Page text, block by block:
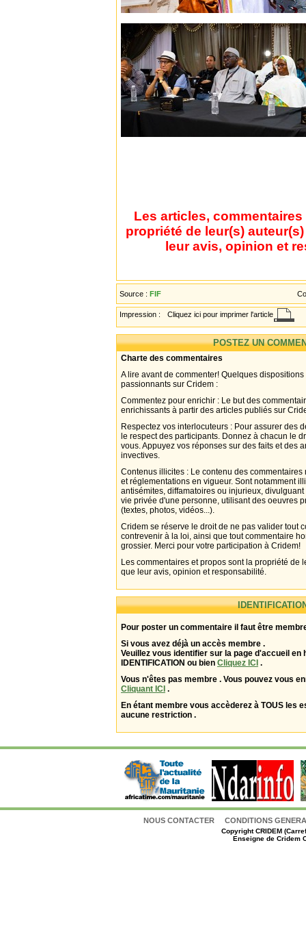
Les articles,
propriété de leur(s)
leur avis, opinion et
Source : FIF
Impression : Cliquez ici pour imprimer l'article
POSTEZ UN
Charte des commentaires
A lire avant de commenter! Quelques
passionnants sur Cridem :
Commentez pour enrichir : Le but des
enrichissants à partir des articles publiés sur
Respectez vos interlocuteurs : Pour assurer des
le respect des participants. Donnez à chacun le
vous. Appuyez vos réponses sur des faits et des
invectives.
Contenus illicites : Le contenu des
et réglementations en vigueur. Sont notamment
antisémites, diffamatoires ou injurieux,
vie privée d'une personne, utilisant des oeuvres
(textes, photos, vidéos...).
Cridem se réserve le droit de ne pas valider tout
contrevenir à la loi, ainsi que tout commentaire
grossier. Merci pour votre participation à Cridem!
Les commentaires et propos sont la propriété de
que leur avis, opinion et responsabilité.
Pour poster un commentaire il faut être
Si vous avez déjà un accès membre .
Veuillez vous identifier sur la page d'accueil en
IDENTIFICATION ou bien Cliquez ICI .
Vous n'êtes pas membre . Vous pouvez vous
Cliquant ICI .
En étant membre vous accèderez à TOUS les
aucune restriction .
NOUS CONTACTER CONDITIONS
CopyrightCRIDEM
Enseigne de Cridem